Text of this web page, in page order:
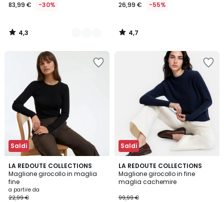
83,99 € -30%
4,3
/
26,99 € -55%
4,7
/
Saldi
LA REDOUTE COLLECTIONS
Maglione girocollo in maglia
fine
a partire da
22,99 €
4,8
/ 5
2
Colori
Saldi
LA REDOUTE COLLECTIONS
Maglione girocollo in fine
maglia cachemire
99,99 €
4,2
/ 5
3
Colori